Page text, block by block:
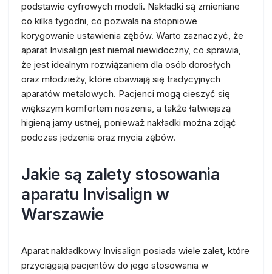
podstawie cyfrowych modeli. Nakładki są zmieniane
co kilka tygodni, co pozwala na stopniowe
korygowanie ustawienia zębów. Warto zaznaczyć, że
aparat Invisalign jest niemal niewidoczny, co sprawia,
że jest idealnym rozwiązaniem dla osób dorosłych
oraz młodzieży, które obawiają się tradycyjnych
aparatów metalowych. Pacjenci mogą cieszyć się
większym komfortem noszenia, a także łatwiejszą
higieną jamy ustnej, ponieważ nakładki można zdjąć
podczas jedzenia oraz mycia zębów.
Jakie są zalety stosowania
aparatu Invisalign w
Warszawie
Aparat nakładkowy Invisalign posiada wiele zalet, które
przyciągają pacjentów do jego stosowania w